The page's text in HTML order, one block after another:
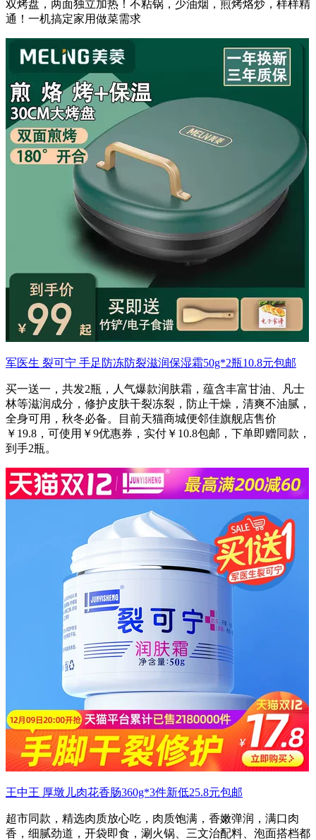
双烤盘，两面独立加热！不粘锅，少油烟，煎烤烙炒，样样精
通！一机搞定家用做菜需求
军医生 裂可宁 手足防冻防裂滋润保湿霜50g*2瓶10.8元包邮
买一送一，共发2瓶，人气爆款润肤霜，蕴含丰富甘油、凡士
林等滋润成分，修护皮肤干裂冻裂，防止干燥，清爽不油腻，
全身可用，秋冬必备。目前天猫商城便邻佳旗舰店售价
￥19.8，可使用￥9优惠券，实付￥10.8包邮，下单即赠同款，
到手2瓶。
王中王 厚墩儿肉花香肠360g*3件新低25.8元包邮
超市同款，精选肉质放心吃，肉质饱满，香嫩弹润，满口肉
香，细腻劲道，开袋即食，涮火锅、三文治配料、泡面搭档都